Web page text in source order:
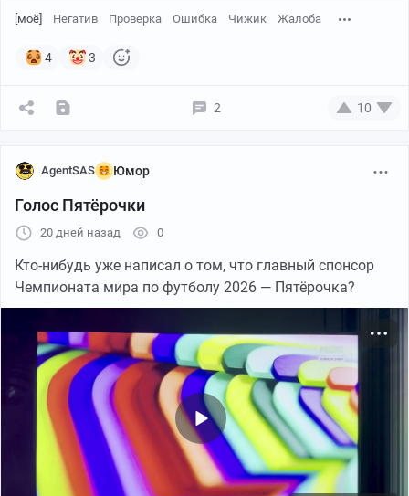
муниципального района. В Московской области таких
населенных пунктов несколько. При автоматическом
переходе из приложения во внешние карты произошел
направила меня на дублирующий адрес — на
заброшку в Домодедово (хотя фактический магазин,
[моё] Негатив Проверка Ошибка Чижик Жалоба
4 3
2 10
AgentSAS Юмор
Голос Пятёрочки
20 дней назад 0
Кто-нибудь уже написал о том, что главный спонсор
Чемпионата мира по футболу 2026 — Пятёрочка?